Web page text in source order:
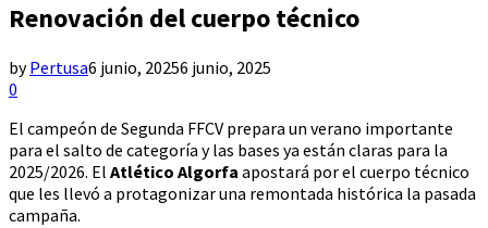
Renovación del cuerpo técnico
byPertusa6 junio, 20256 junio, 2025
0
El campeón de Segunda FFCV prepara un verano importante
para el salto de categoría y las bases ya están claras para la
2025/2026. El Atlético Algorfa apostará por el cuerpo técnico
que les llevó a protagonizar una remontada histórica la pasada
campaña.